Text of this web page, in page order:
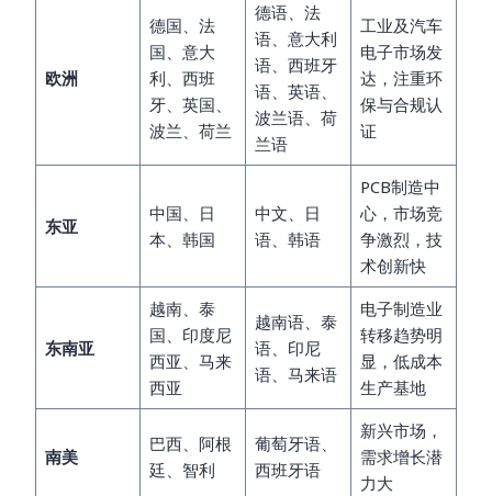
欧洲
德国、法
国、意大
利、西班
牙、英国、
波兰、荷兰
德语、法
语、意大利
语、西班牙
语、英语、
波兰语、荷
兰语
工业及汽车
电子市场发
达，注重环
保与合规认
证
东亚
中国、日
本、韩国
中文、日
语、韩语
PCB制造中
心，市场竞
争激烈，技
术创新快
东南亚
越南、泰
国、印度尼
西亚、马来
西亚
越南语、泰
语、印尼
语、马来语
电子制造业
转移趋势明
显，低成本
生产基地
南美
巴西、阿根
廷、智利
葡萄牙语、
西班牙语
新兴市场，
需求增长潜
力大